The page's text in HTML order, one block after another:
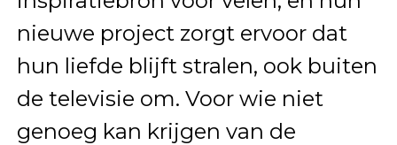
nieuwe project zorgt ervoor dat
hun liefde blijft stralen, ook buiten
de televisie om. Voor wie niet
genoeg kan krijgen van de